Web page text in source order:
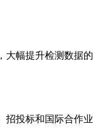
大幅提升检测数据的
招投标和国际合作业